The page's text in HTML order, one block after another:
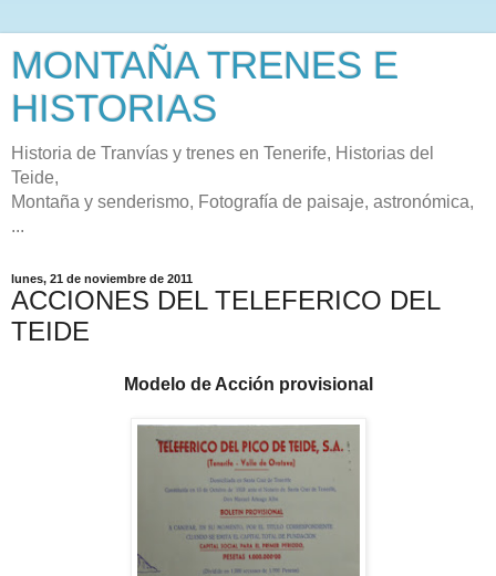
MONTAÑA TRENES E
HISTORIAS
Historia de Tranvías y trenes en Tenerife, Historias del
Teide,
Montaña y senderismo, Fotografía de paisaje, astronómica,
...
lunes, 21 de noviembre de 2011
ACCIONES DEL TELEFERICO DEL
TEIDE
Modelo de Acción provisional